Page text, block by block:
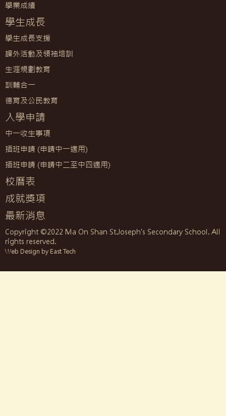
學業成績
學生成長
學生成長支援
課外活動及領袖培訓
生涯規劃教育
訓輔合一
德育及公民教育
入學申請
中一收生事項
插班申請 (申請中一適用)
插班申請 (申請中二至中四適用)
校曆表
成就獎項
最新消息
Copyright ©2022 Ma On Shan St.Joseph's Secondary School. All
rights reserved.
Web Design by East Tech